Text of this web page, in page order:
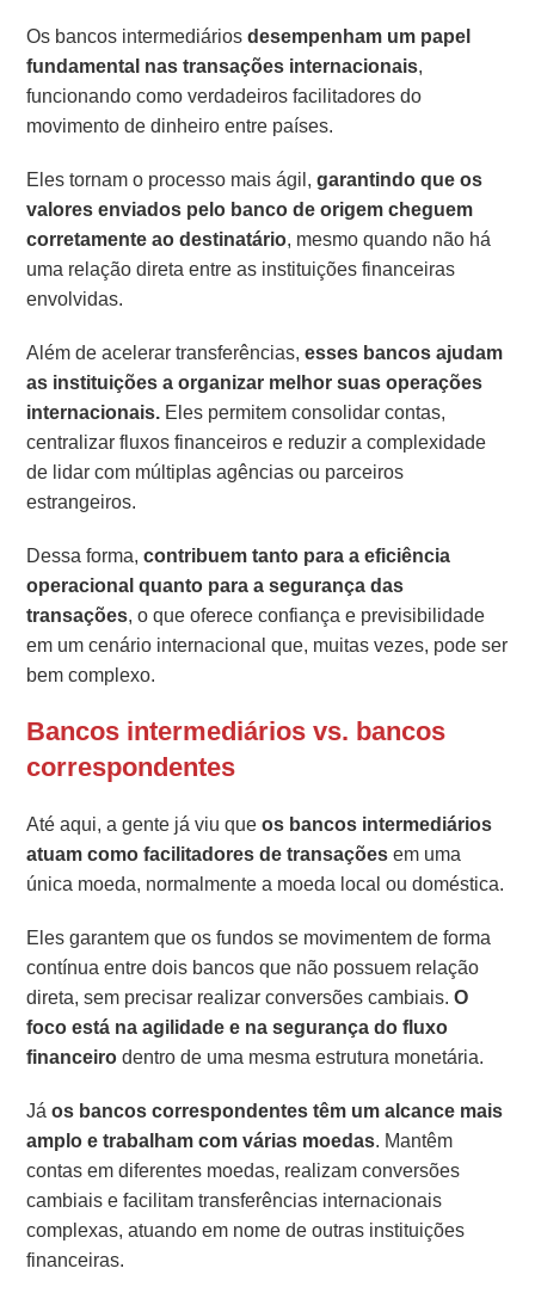
Os bancos intermediáriosdesempenham um papel
fundamental nas transações internacionais,
funcionando como verdadeiros facilitadores do
movimento de dinheiro entre países.
Eles tornam o processo mais ágil, garantindo que os
valores enviados pelo banco de origem cheguem
corretamente ao destinatário, mesmo quando não há
uma relação direta entre as instituições financeiras
envolvidas.
Além de acelerar transferências, esses bancos ajudam
as instituições a organizar melhor suas operações
internacionais. Eles permitem consolidar contas,
centralizar fluxos financeiros e reduzir a complexidade
de lidar com múltiplas agências ou parceiros
estrangeiros.
Dessa forma, contribuem tanto para a eficiência
operacional quanto para a segurança das
transações, o que oferece confiança e previsibilidade
em um cenário internacional que, muitas vezes, pode ser
bem complexo.
Bancos intermediários vs. bancos
correspondentes
Até aqui, a gente já viu queos bancos intermediários
atuam como facilitadores de transaçõesem uma
única moeda, normalmente a moeda local ou doméstica.
Eles garantem que os fundos se movimentem de forma
contínua entre dois bancos que não possuem relação
direta, sem precisar realizar conversões cambiais. O
foco está na agilidade e na segurança do fluxo
financeirodentro de uma mesma estrutura monetária.
Jáos bancos correspondentes têm um alcance mais
amplo e trabalham com várias moedas. Mantêm
contas em diferentes moedas, realizam conversões
cambiais e facilitam transferências internacionais
complexas, atuando em nome de outras instituições
financeiras.